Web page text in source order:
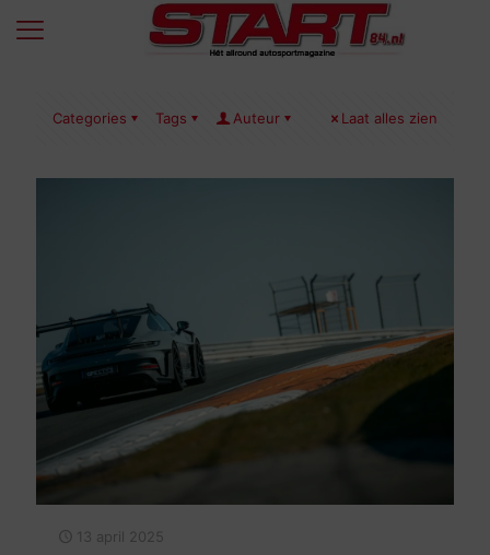
Categories Tags Auteur Laat alles zien
13 april 2025